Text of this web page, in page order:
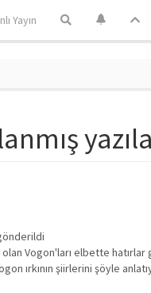
Yayın
Vogon'ları elbette
ırkının şiirlerini şöyle